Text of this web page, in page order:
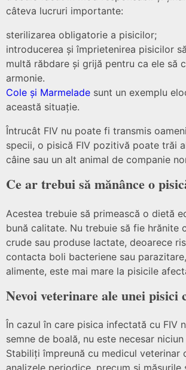
câteva lucruri importante:
sterilizarea obligatorie a pisicilor;
introducerea și împrietenirea pisicilor
multă răbdare și grijă pentru ca ele să
armonie.
Cole și Marmelade sunt un exemplu
această situație.
Întrucât FIV nu poate fi transmis
specii, o pisică FIV pozitivă poate trăi
câine sau un alt animal de companie
Ce ar trebui să mănânce o
Acestea trebuie să primească o dietă
bună calitate. Nu trebuie să fie hrănite
crude sau produse lactate, deoarece
contacta boli bacteriene sau
alimente, este mai mare la pisicile
Nevoi veterinare ale unei pisici
În cazul în care pisica infectată cu FIV
semne de boală, nu este necesar
Stabiliți împreună cu medicul veterinar
analizele periodice, precum și măsurile